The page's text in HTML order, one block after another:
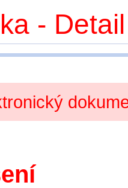
-